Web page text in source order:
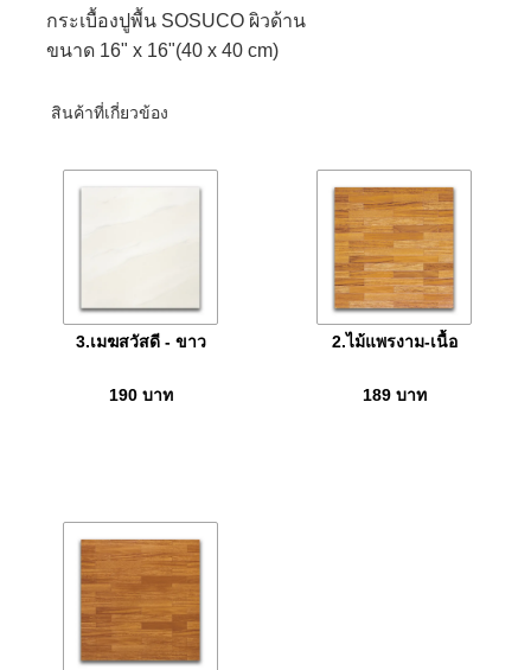
กระเบื้องปูพื้น SOSUCO ผิวด้าน
ขนาด 16" x 16"(40 x 40 cm)
สินค้าที่เกี่ยวข้อง
3.เมฆสวัสดี - ขาว
190 บาท
2.ไม้แพรงาม-เนื้อ
189 บาท